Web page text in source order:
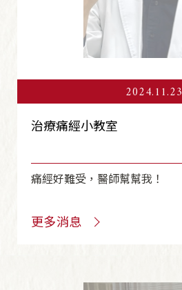
2024.11.23
治療痛經小教室
痛經好難受，醫師幫幫我！
更多消息